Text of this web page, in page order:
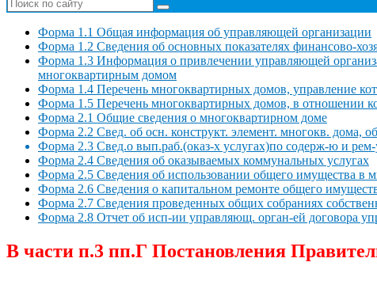
Форма 1.1 Общая информация об управляющей организации
Форма 1.2 Сведения об основных показателях финансово-
Форма 1.3 Информация о привлечении управляющей
многоквартирным домом
Форма 1.4 Перечень многоквартирных домов, управление
Форма 1.5 Перечень многоквартирных домов, в отношении
Форма 2.1 Общие сведения о многоквартирном доме
Форма 2.2 Свед. об осн. конструкт. элемент. многокв. дома,
Форма 2.3 Свед.о вып.раб.(оказ-х услугах)по содерж-ю и
Форма 2.4 Сведения об оказываемых коммунальных услугах
Форма 2.5 Сведения об использовании общего имущества в
Форма 2.6 Сведения о капитальном ремонте общего
Форма 2.7 Сведения проведенных общих собраниях
Форма 2.8 Отчет об исп-ии управляющ. орган-ей договора
В части п.3 пп.Г Постановления